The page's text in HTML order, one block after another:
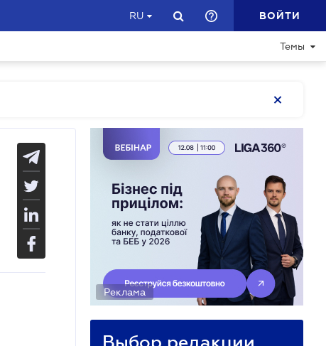
RU ВОЙТИ
Темы
Реклама
Выбор редакции